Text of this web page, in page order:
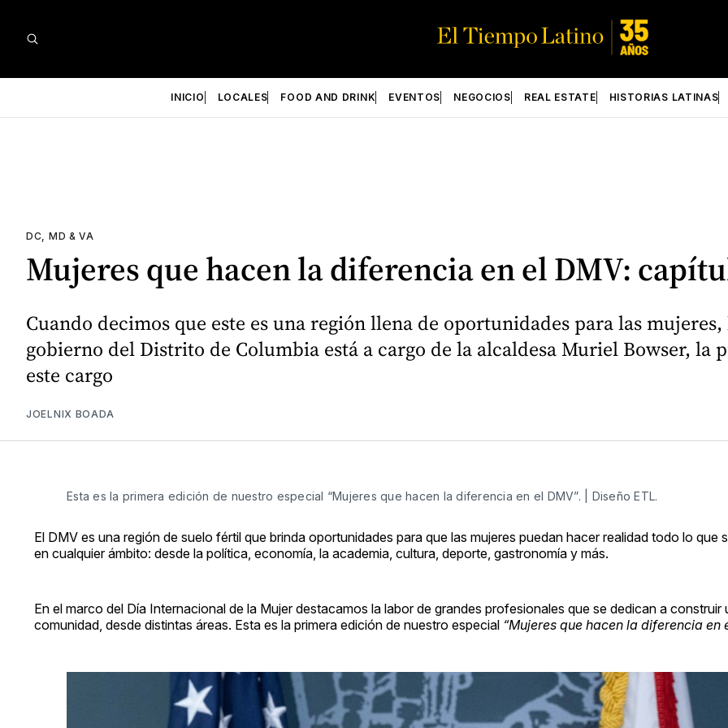
INICIO LOCALES FOOD AND DRINK EVENTOS NEGOCIOS REAL ESTATE HISTORIAS LATINAS
DC, MD & VA
Mujeres que hacen la diferencia en el DMV:
Cuando decimos que este es una región llena de oportunidades para las
gobierno del Distrito de Columbia está a cargo de la alcaldesa Muriel Bowser, la
este cargo
JOELNIX BOADA
Esta es la primera edición de nuestro especial “Mujeres que hacen la diferencia en el DMV”. | Diseño ETL.
El DMV es una región de suelo fértil que brinda oportunidades para que las mujeres puedan hacer realidad todo lo que
en cualquier ámbito: desde la política, economía, la academia, cultura, deporte, gastronomía y más.
En el marco del Día Internacional de la Mujer destacamos la labor de grandes profesionales que se dedican a construir
comunidad, desde distintas áreas. Esta es la primera edición de nuestro especial “Mujeres que hacen la diferencia en